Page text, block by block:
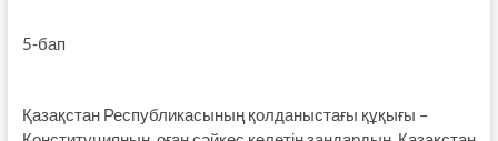
5-бап
Қазақстан Республикасының қолданыстағы құқығы –